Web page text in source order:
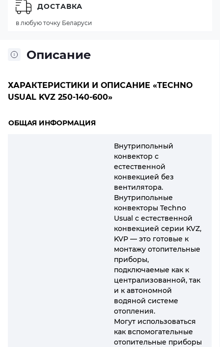
Описание
ХАРАКТЕРИСТИКИ И ОПИСАНИЕ «TECHNO
USUAL KVZ 250-140-600»
ОБЩАЯ ИНФОРМАЦИЯ
Внутрипольный
конвектор с
естественной
конвекцией без
вентилятора.
Внутрипольные
конвекторы Techno
Usual с естественной
конвекцией серии KVZ,
KVP — это готовые к
монтажу отопительные
приборы,
подключаемые как к
централизованной, так
и к автономной
водяной системе
отопления.
Могут использоваться
как вспомогательные
отопительные приборы
ДОСТАВКА
в любую точку Беларуси